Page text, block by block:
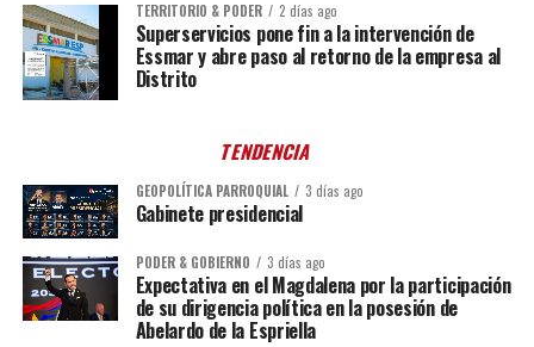
TERRITORIO & PODER 2 días ago
Superservicios pone fin a la intervención de
Essmar y abre paso al retorno de la empresa al
Distrito
TENDENCIA
GEOPOLÍTICA PARROQUIAL 3 días ago
Gabinete presidencial
PODER & GOBIERNO 3 días ago
Expectativa en el Magdalena por la participación
de su dirigencia política en la posesión de
Abelardo de la Espriella